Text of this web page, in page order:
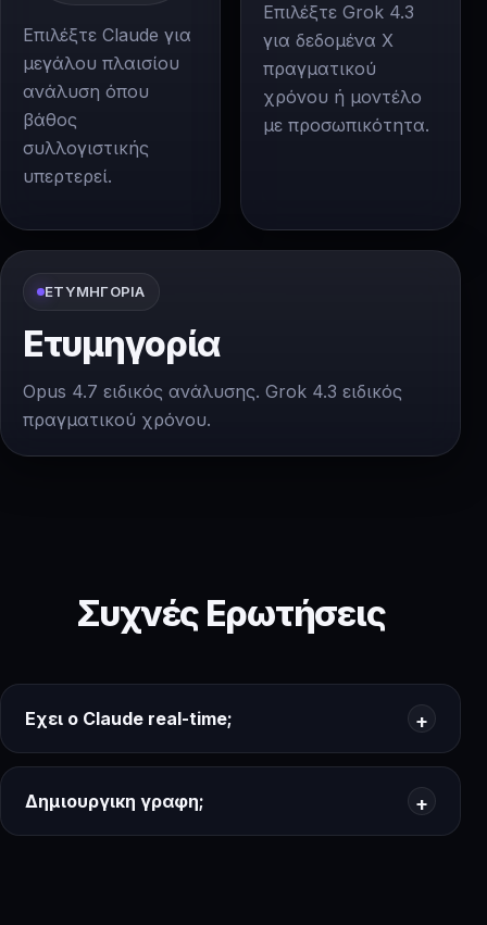
Επιλέξτε Claude για
μεγάλου πλαισίου
ανάλυση όπου
βάθος
συλλογιστικής
υπερτερεί.
Επιλέξτε Grok 4.3
για δεδομένα X
πραγματικού
χρόνου ή μοντέλο
με προσωπικότητα.
ΕΤΥΜΗΓΟΡΊΑ
Ετυμηγορία
Opus 4.7 ειδικός ανάλυσης. Grok 4.3 ειδικός
πραγματικού χρόνου.
Συχνές Ερωτήσεις
Εχει ο Claude real-time;
Δημιουργικη γραφη;